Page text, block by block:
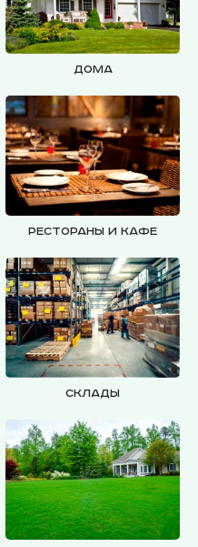
Дома
Рестораны и кафе
Склады